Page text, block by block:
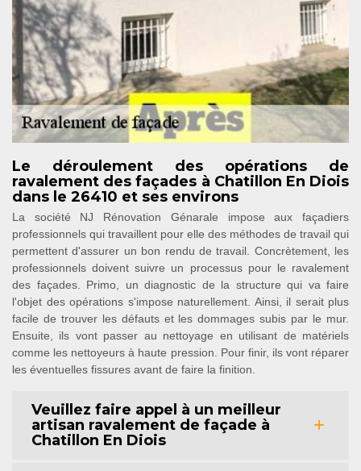
Le déroulement des opérations de
ravalement des façades à Chatillon En Diois
dans le 26410 et ses environs
La société NJ Rénovation Génarale impose aux façadiers
professionnels qui travaillent pour elle des méthodes de travail qui
permettent d'assurer un bon rendu de travail. Concrètement, les
professionnels doivent suivre un processus pour le ravalement
des façades. Primo, un diagnostic de la structure qui va faire
l'objet des opérations s'impose naturellement. Ainsi, il serait plus
facile de trouver les défauts et les dommages subis par le mur.
Ensuite, ils vont passer au nettoyage en utilisant de matériels
comme les nettoyeurs à haute pression. Pour finir, ils vont réparer
les éventuelles fissures avant de faire la finition.
Veuillez faire appel à un meilleur
artisan ravalement de façade à
Chatillon En Diois